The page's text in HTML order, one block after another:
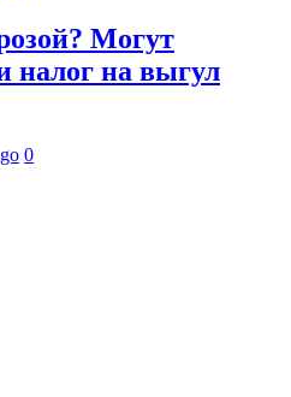
Могут
налог на выгул
0